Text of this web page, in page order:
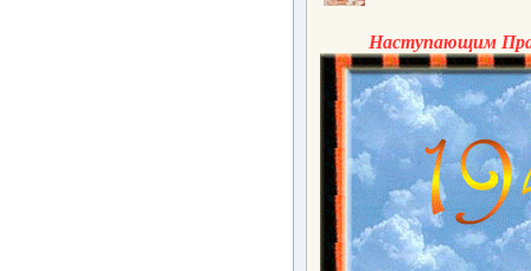
Наступающим